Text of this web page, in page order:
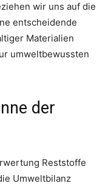
wir uns auf die
entscheidende
Materialien
umweltbewussten
der
Reststoffe
Umweltbilanz